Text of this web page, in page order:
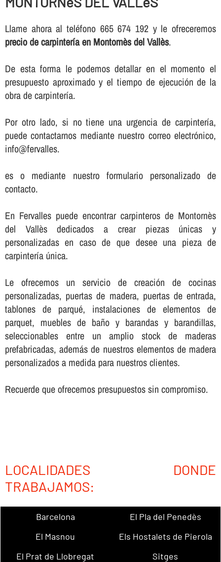
Llame ahora al teléfono 665 674 192 y le ofreceremos
precio de carpinterí­a en Montornès del Vallès.
De esta forma le podemos detallar en el momento el
presupuesto aproximado y el tiempo de ejecución de la
obra de carpinterí­a.
Por otro lado, si no tiene una urgencia de carpinterí­a,
puede contactarnos mediante nuestro correo electrónico,
info@fervalles.
es o mediante nuestro formulario personalizado de
contacto.
En Fervalles puede encontrar carpinteros de Montornès
del Vallès dedicados a crear piezas únicas y
personalizadas en caso de que desee una pieza de
carpinterí­a única.
Le ofrecemos un servicio de creación de cocinas
personalizadas, puertas de madera, puertas de entrada,
tablones de parqué, instalaciones de elementos de
parquet, muebles de baño y barandas y barandillas,
seleccionables entre un amplio stock de maderas
prefabricadas, además de nuestros elementos de madera
personalizados a medida para nuestros clientes.
Recuerde que ofrecemos presupuestos sin compromiso.
LOCALIDADES DONDE
TRABAJAMOS:
Barcelona
El Pla del Penedès
El Masnou
Els Hostalets de Pierola
El Prat de Llobregat
Sitges